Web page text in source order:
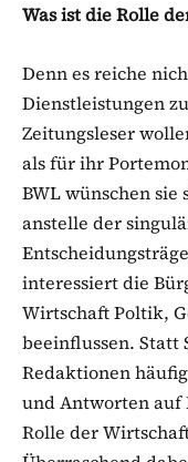
Was ist die Rolle
Denn es reiche
Dienstleistungen
Zeitungsleser
als für ihr
BWL wünschen sie
anstelle der
interessiert die
Wirtschaft Poltik,
beeinflussen. Statt
Redaktionen
und Antworten auf
Rolle der